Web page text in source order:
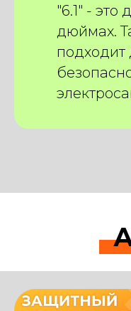
"6.1" - это
дюймах.
подходит